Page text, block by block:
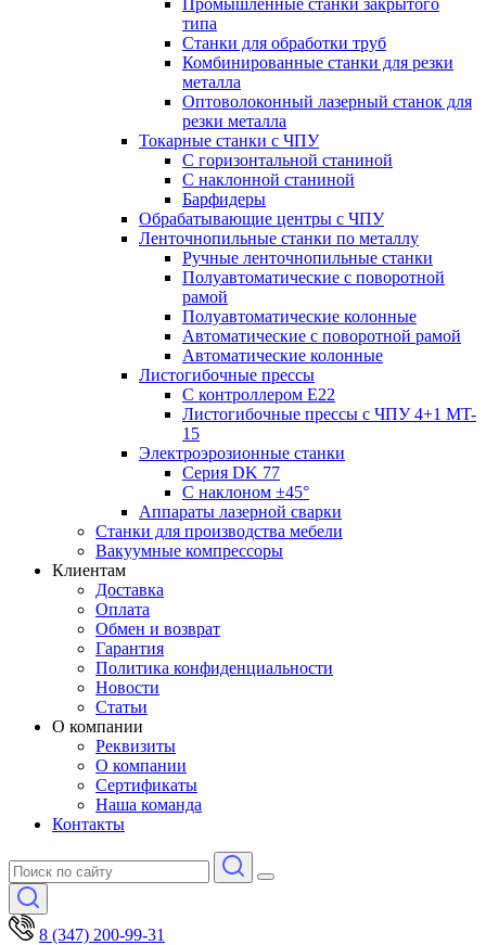
Промышленные станки закрытого
типа
Станки для обработки труб
Комбинированные станки для резки
металла
Оптоволоконный лазерный станок для
резки металла
Токарные станки с ЧПУ
С горизонтальной станиной
С наклонной станиной
Барфидеры
Обрабатывающие центры с ЧПУ
Ленточнопильные станки по металлу
Ручные ленточнопильные станки
Полуавтоматические с поворотной
рамой
Полуавтоматические колонные
Автоматические с поворотной рамой
Автоматические колонные
Листогибочные прессы
С контроллером E22
Листогибочные прессы с ЧПУ 4+1 MT-
15
Электроэрозионные станки
Серия DK 77
С наклоном ±45°
Аппараты лазерной сварки
Станки для производства мебели
Вакуумные компрессоры
Клиентам
Доставка
Оплата
Обмен и возврат
Гарантия
Политика конфиденциальности
Новости
Статьи
О компании
Реквизиты
О компании
Сертификаты
Наша команда
Контакты
8 (347) 200-99-31